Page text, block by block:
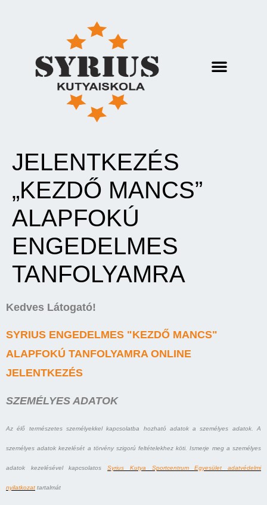
JELENTKEZÉS
„KEZDŐ MANCS”
ALAPFOKÚ
ENGEDELMES
TANFOLYAMRA
Kedves Látogató!
SYRIUS ENGEDELMES "KEZDŐ MANCS"
ALAPFOKÚ TANFOLYAMRA ONLINE
JELENTKEZÉS
SZEMÉLYES ADATOK
Az élő természetes személyekkel kapcsolatba hozható adatok a személyes adatok. A
személyes adatok kezelését a törvény szigorú feltételekhez köti. Ismerje meg a személyes
adatok kezelésével kapcsolatosSyrius Kutya Sportcentrum Egyesület adatvédelmi
nyilatkozat tartalmát